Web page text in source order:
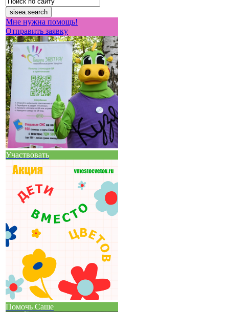
Мне нужна помощь!
Отправить заявку
Участвовать
Помочь Саше